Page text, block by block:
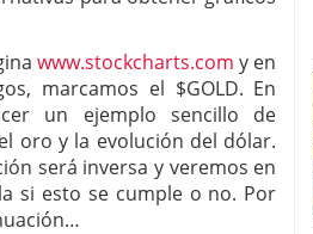
www.stockcharts.com y en
marcamos el $GOLD. En
un ejemplo sencillo de
oro y la evolución del dólar.
será inversa y veremos en
si esto se cumple o no. Por